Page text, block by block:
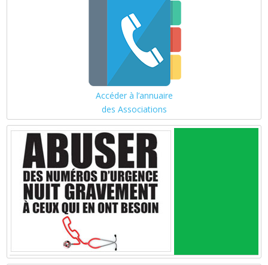
Accéder à l’annuaire
des Associations